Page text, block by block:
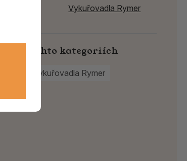
Vykuřovadla Rymer
v těchto kategoriích
Vykuřovadla Rymer